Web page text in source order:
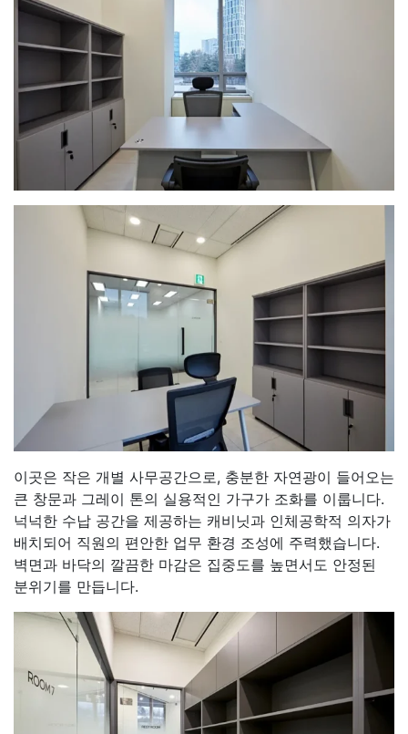
이곳은 작은 개별 사무공간으로, 충분한 자연광이 들어오는
큰 창문과 그레이 톤의 실용적인 가구가 조화를 이룹니다.
넉넉한 수납 공간을 제공하는 캐비닛과 인체공학적 의자가
배치되어 직원의 편안한 업무 환경 조성에 주력했습니다.
벽면과 바닥의 깔끔한 마감은 집중도를 높면서도 안정된
분위기를 만듭니다.